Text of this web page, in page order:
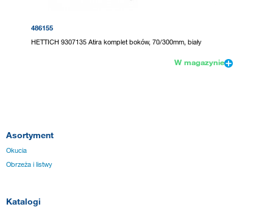
486155
HETTICH 9307135 Atira komplet boków, 70/300mm, biały
W magazynie
Asortyment
Okucia
Obrzeża i listwy
Katalogi